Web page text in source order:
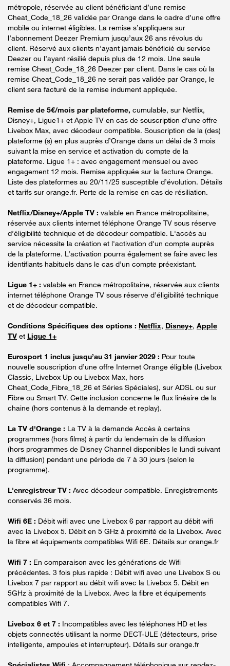
métropole, réservée au client bénéficiant d’une remise
Cheat_Code_18_26 validée par Orange dans le cadre d’une offre
mobile ou internet éligibles. La remise s’appliquera sur
l’abonnement Deezer Premium jusqu’aux 26 ans révolus du
client. Réservé aux clients n’ayant jamais bénéficié du service
Deezer ou l’ayant résilié depuis plus de 12 mois. Une seule
remise Cheat_Code_18_26 Deezer par client. Dans le cas où la
remise Cheat_Code_18_26 ne serait pas validée par Orange, le
client sera facturé de la remise indument appliquée.
Remise de 5€/mois par plateforme, cumulable, sur Netflix,
Disney+, Ligue1+ et Apple TV en cas de souscription d’une offre
Livebox Max, avec décodeur compatible. Souscription de la (des)
plateforme (s) en plus auprès d’Orange dans un délai de 3 mois
suivant la mise en service et activation du compte de la
plateforme. Ligue 1+ : avec engagement mensuel ou avec
engagement 12 mois. Remise appliquée sur la facture Orange.
Liste des plateformes au 20/11/25 susceptible d’évolution. Détails
et tarifs sur orange.fr. Perte de la remise en cas de résiliation.
Netflix/Disney+/Apple TV : valable en France métropolitaine,
réservée aux clients internet téléphone Orange TV sous réserve
d’éligibilité technique et de décodeur compatible. L'accès au
service nécessite la création et l'activation d'un compte auprès
de la plateforme. L’activation pourra également se faire avec les
identifiants habituels dans le cas d’un compte préexistant.
Ligue 1+ : valable en France métropolitaine, réservée aux clients
internet téléphone Orange TV sous réserve d’éligibilité technique
et de décodeur compatible.
Conditions Spécifiques des options : Netflix, Disney+, Apple
TV et Ligue 1+
Eurosport 1 inclus jusqu’au 31 janvier 2029 : Pour toute
nouvelle souscription d’une offre Internet Orange éligible (Livebox
Classic, Livebox Up ou Livebox Max, hors
Cheat_Code_Fibre_18_26 et Séries Spéciales), sur ADSL ou sur
Fibre ou Smart TV. Cette inclusion concerne le flux linéaire de la
chaine (hors contenus à la demande et replay).
La TV d'Orange : La TV à la demande Accès à certains
programmes (hors films) à partir du lendemain de la diffusion
(hors programmes de Disney Channel disponibles le lundi suivant
la diffusion) pendant une période de 7 à 30 jours (selon le
programme).
L'enregistreur TV : Avec décodeur compatible. Enregistrements
conservés 36 mois.
Wifi 6E : Débit wifi avec une Livebox 6 par rapport au débit wifi
avec la Livebox 5. Débit en 5 GHz à proximité de la Livebox. Avec
la fibre et équipements compatibles Wifi 6E. Détails sur orange.fr
Wifi 7 : En comparaison avec les générations de Wifi
précédentes. 3 fois plus rapide : Débit wifi avec une Livebox S ou
Livebox 7 par rapport au débit wifi avec la Livebox 5. Débit en
5GHz à proximité de la Livebox. Avec la fibre et équipements
compatibles Wifi 7.
Livebox 6 et 7 : Incompatibles avec les téléphones HD et les
objets connectés utilisant la norme DECT-ULE (détecteurs, prise
intelligente, ampoules et interrupteur). Détails sur orange.fr